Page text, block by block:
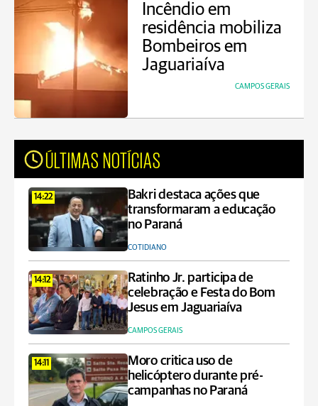
Incêndio em
residência mobiliza
Bombeiros em
Jaguariaíva
CAMPOS GERAIS
ÚLTIMAS NOTÍCIAS
14:22
Bakri destaca ações que
transformaram a educação
no Paraná
COTIDIANO
14:12
Ratinho Jr. participa de
celebração e Festa do Bom
Jesus em Jaguariaíva
CAMPOS GERAIS
14:11
Moro critica uso de
helicóptero durante pré-
campanhas no Paraná